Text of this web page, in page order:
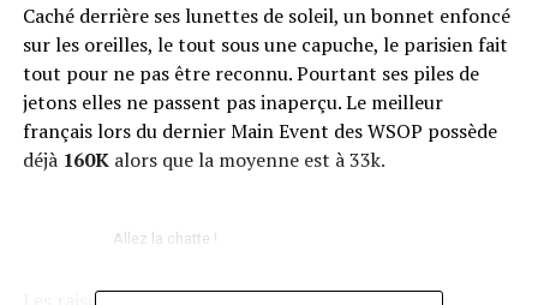
Caché derrière ses lunettes de soleil, un bonnet enfoncé
sur les oreilles, le tout sous une capuche, le parisien fait
tout pour ne pas être reconnu. Pourtant ses piles de
jetons elles ne passent pas inaperçu. Le meilleur
français lors du dernier Main Event des WSOP possède
déjà 160Kalors que la moyenne est à 33k.
Allez la chatte !
Les raisons a une telle domination sont doubles :